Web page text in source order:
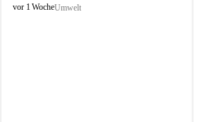
V
vor 1 WocheUmwelt